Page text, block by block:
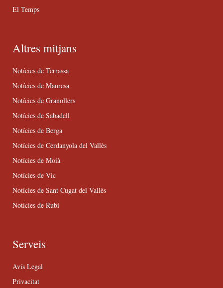
El Temps
Altres mitjans
Notícies de Terrassa
Notícies de Manresa
Notícies de Granollers
Notícies de Sabadell
Notícies de Berga
Notícies de Cerdanyola del Vallès
Notícies de Moià
Notícies de Vic
Notícies de Sant Cugat del Vallès
Notícies de Rubí
Serveis
Avís Legal
Privacitat